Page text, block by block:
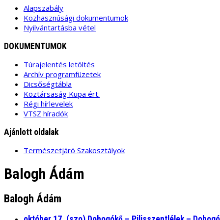
Alapszabály
Közhasznúsági dokumentumok
Nyilvántartásba vétel
DOKUMENTUMOK
Túrajelentés letöltés
Archív programfüzetek
Dicsőségtábla
Köztársaság Kupa ért.
Régi hírlevelek
VTSZ híradók
Ajánlott oldalak
Természetjáró Szakosztályok
Balogh Ádám
Balogh Ádám